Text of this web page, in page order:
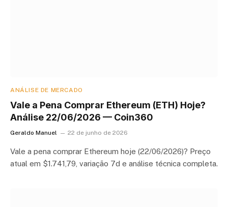
ANÁLISE DE MERCADO
Vale a Pena Comprar Ethereum (ETH) Hoje?
Análise 22/06/2026 — Coin360
Geraldo Manuel 22 de junho de 2026
Vale a pena comprar Ethereum hoje (22/06/2026)? Preço
atual em $1.741,79, variação 7d e análise técnica completa.